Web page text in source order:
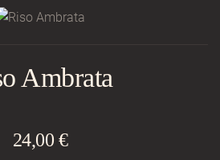
Ambrata
24,00 €